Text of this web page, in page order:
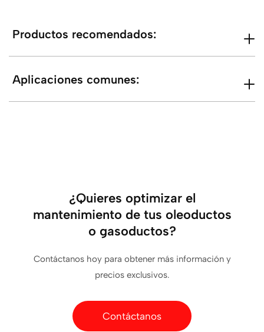
Productos recomendados:
Aplicaciones comunes:
¿Quieres optimizar el
mantenimiento de tus oleoductos
o gasoductos?
Contáctanos hoy para obtener más información y
precios exclusivos.
Contáctanos